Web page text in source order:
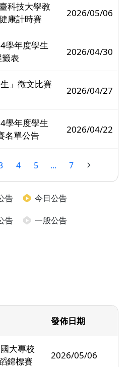
科技大學教
康計時賽
2026/05/06
學年度學生
表
2026/04/30
」徵文比賽
2026/04/27
學年度學生
名單公告
2026/04/22
4 5 ... 7
告
今日公告
告
一般公告
發佈日期
大專校
錦標賽
2026/05/06